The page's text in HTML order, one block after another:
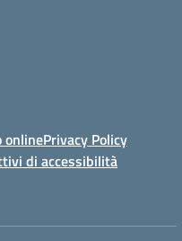
onlinePrivacy Policy
di accessibilità